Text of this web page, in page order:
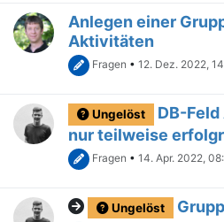
Anlegen einer
Aktivitäten
Fragen • 12. Dez. 2022,
Ungelöst
DB-
nur teilweise
Fragen • 14. Apr. 2022,
Ungelöst